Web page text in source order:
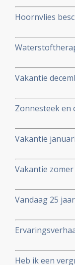
Hoornvlies
neurologische
Vakantie
Zonnesteek en
Vakantie
Vakantie zomer
Vandaag 25
Heb ik een